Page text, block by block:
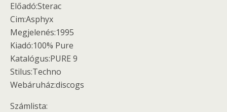
Előadó:Sterac
Cim:Asphyx‎
Megjelenés:1995
Kiadó:100% Pure ‎ ‎
Katalógus:PURE 9
Stilus:Techno
Webáruház:discogs
Számlista: